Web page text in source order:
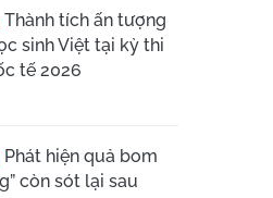
Thành tích ấn tượng
sinh Việt tại kỳ thi
tế 2026
Phát hiện quả bom
còn sót lại sau